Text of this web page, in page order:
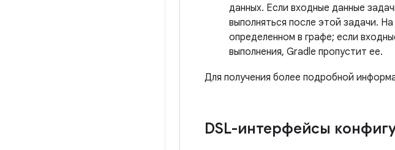
данных. Если входные данные
выполняться после этой задачи.
определенном в графе; если
выполнения, Gradle пропустит ее.
Для получения более подробной
DSL-интерфейсы